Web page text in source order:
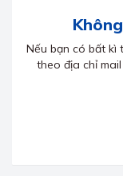
Nếu bạn có bất kì
theo địa chỉ mail